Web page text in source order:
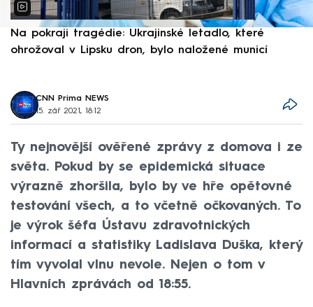
Na pokraji tragédie: Ukrajinské letadlo, které
ohrožoval v Lipsku dron, bylo naložené municí
CNN Prima NEWS
15. zář 2021, 18:12
Ty nejnovější ověřené zprávy z domova i ze
světa. Pokud by se epidemická situace
výrazně zhoršila, bylo by ve hře opětovné
testování všech, a to včetně očkovaných. To
je výrok šéfa Ústavu zdravotnických
informací a statistiky Ladislava Duška, který
tím vyvolal vlnu nevole. Nejen o tom v
Hlavních zprávách od 18:55.